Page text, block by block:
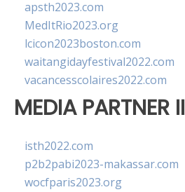
apsth2023.com
MedItRio2023.org
lcicon2023boston.com
waitangidayfestival2022.com
vacancesscolaires2022.com
MEDIA PARTNER II
isth2022.com
p2b2pabi2023-makassar.com
wocfparis2023.org